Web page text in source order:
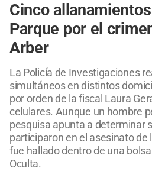
Cinco
Parque por el
Arber
La Policía de Investigaciones
simultáneos en distintos
por orden de la fiscal Laura
celulares. Aunque un hombre
pesquisa apunta a determinar
participaron en el asesinato de
fue hallado dentro de una
Oculta.